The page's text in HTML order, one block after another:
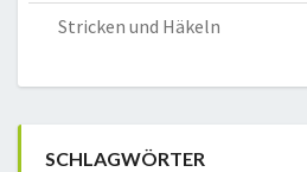
Stricken und Häkeln
SCHLAGWÖRTER